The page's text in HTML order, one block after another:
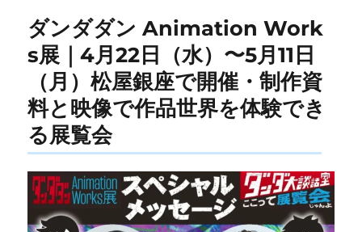
ダンダダン Animation Work
s展｜4月22日（水）〜5月11日
（月）松屋銀座で開催・制作資
料と映像で作品世界を体験でき
る展覧会